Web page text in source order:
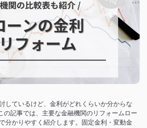
しているけど、金利がどれくらいか分からな
の記事では、主要な金融機関のリフォームロー
分かりやすく紹介します。固定金利・変動金